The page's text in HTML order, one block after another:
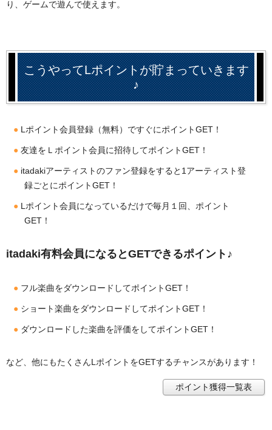
り、ゲームで遊んで使えます。
こうやってLポイントが貯まっていきます
♪
Lポイント会員登録（無料）ですぐにポイントGET！
友達をＬポイント会員に招待してポイントGET！
itadakiアーティストのファン登録をすると1アーティスト登
録ごとにポイントGET！
Lポイント会員になっているだけで毎月１回、ポイント
GET！
itadaki有料会員になるとGETできるポイント♪
フル楽曲をダウンロードしてポイントGET！
ショート楽曲をダウンロードしてポイントGET！
ダウンロードした楽曲を評価をしてポイントGET！
など、他にもたくさんLポイントをGETするチャンスがあります！
ポイント獲得一覧表